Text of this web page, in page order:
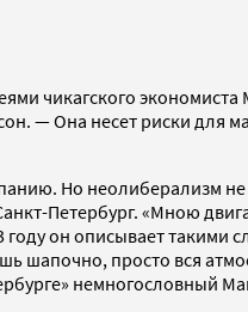
чикагского
— Она несет риски для
Но неолиберализм
Петербург. «Мною
он описывает такими
шапочно, просто вся
немногословный